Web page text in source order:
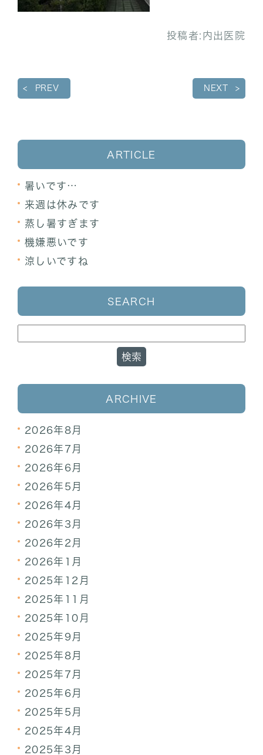
投稿者: 内出医院
PREV NEXT
ARTICLE
暑いです…
来週は休みです
蒸し暑すぎます
機嫌悪いです
涼しいですね
SEARCH
ARCHIVE
2026年8月
2026年7月
2026年6月
2026年5月
2026年4月
2026年3月
2026年2月
2026年1月
2025年12月
2025年11月
2025年10月
2025年9月
2025年8月
2025年7月
2025年6月
2025年5月
2025年4月
2025年3月